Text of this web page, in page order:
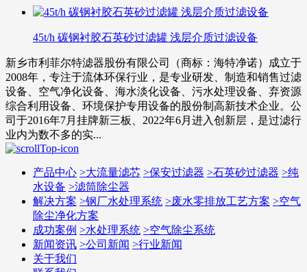
45t/h 碳钢衬胶石英砂过滤罐 浅层介质过滤设备
新乡市利菲尔特滤器股份有限公司（商标：海特净诺）成立于
2008年，专注于流体环保行业，是专业研发、制造和销售过滤
设备、空气净化设备、海水淡化设备、污水处理设备、弃资源
综合利用设备、环境保护专用设备的股份制高新技术企业。公
司于2016年7月挂牌新三板、2022年6月进入创新层，是过滤行
业内为数不多的实...
产品中心 >大流量滤芯 >保安过滤器 >石英砂过滤器 >纯
水设备 >滤筒除尘器
解决方案 >钢厂水处理系统 >废水零排放工艺方案 >空气
除尘净化方案
成功案例 >水处理系统 >空气除尘系统
新闻资讯 >公司新闻 >行业新闻
关于我们